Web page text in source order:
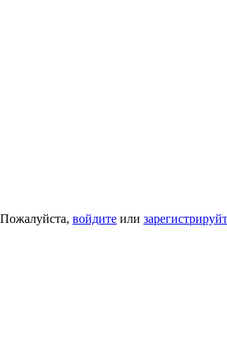
войдите или